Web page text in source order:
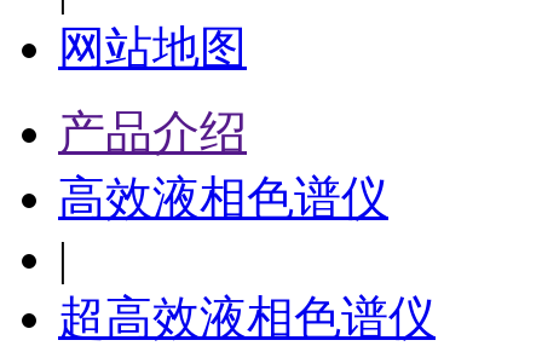
网站地图
产品介绍
高效液相色谱仪
|
超高效液相色谱仪